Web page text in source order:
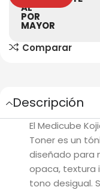
AL
POR
MAYOR
Comparar
Descripción
El Medicube
Toner es un
diseñado para
opaca, textura
tono desigual.